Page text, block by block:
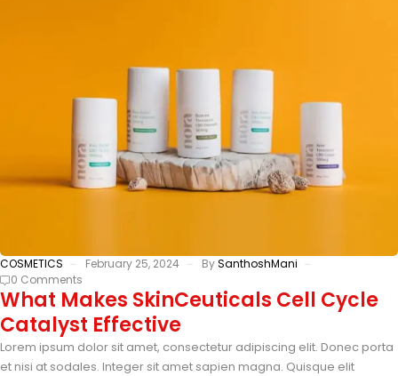
COSMETICS February 25, 2024 BySanthoshMani
0 Comments
What Makes SkinCeuticals Cell Cycle
Catalyst Effective
Lorem ipsum dolor sit amet, consectetur adipiscing elit. Donec porta
et nisi at sodales. Integer sit amet sapien magna. Quisque elit